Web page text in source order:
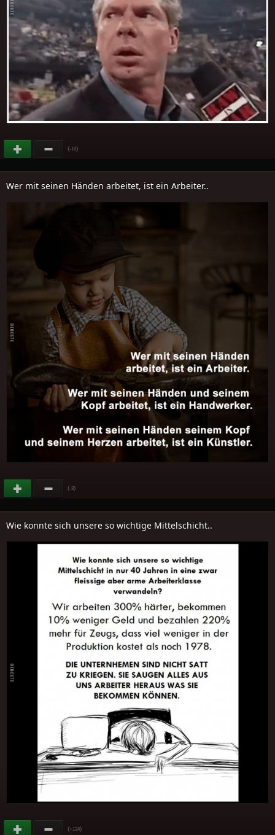
(-16)
Wer mit seinen Händen arbeitet, ist ein Arbeiter..
(-3)
Wie konnte sich unsere so wichtige Mittelschicht..
(+134)